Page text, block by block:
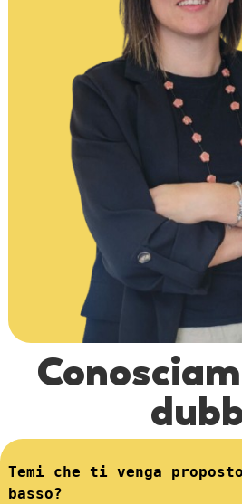
Temi che ti venga
basso?